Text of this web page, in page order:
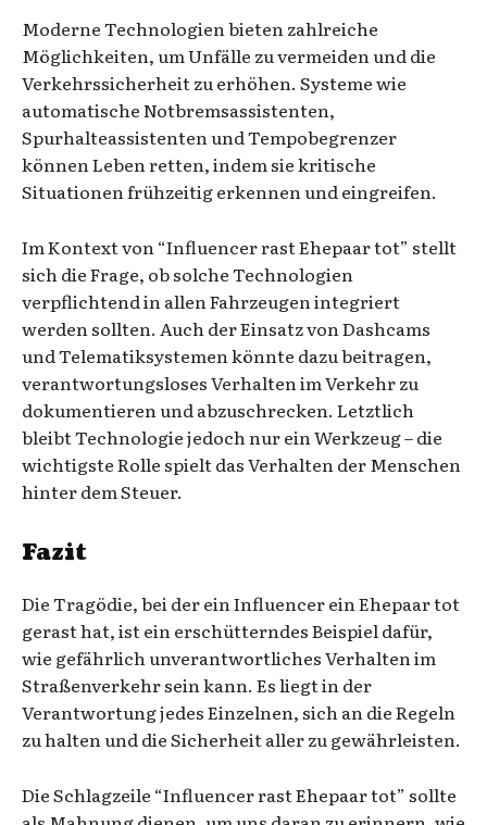
Moderne Technologien bieten zahlreiche
Möglichkeiten, um Unfälle zu vermeiden und die
Verkehrssicherheit zu erhöhen. Systeme wie
automatische Notbremsassistenten,
Spurhalteassistenten und Tempobegrenzer
können Leben retten, indem sie kritische
Situationen frühzeitig erkennen und eingreifen.
Im Kontext von “Influencer rast Ehepaar tot” stellt
sich die Frage, ob solche Technologien
verpflichtend in allen Fahrzeugen integriert
werden sollten. Auch der Einsatz von Dashcams
und Telematiksystemen könnte dazu beitragen,
verantwortungsloses Verhalten im Verkehr zu
dokumentieren und abzuschrecken. Letztlich
bleibt Technologie jedoch nur ein Werkzeug – die
wichtigste Rolle spielt das Verhalten der Menschen
hinter dem Steuer.
Fazit
Die Tragödie, bei der ein Influencer ein Ehepaar tot
gerast hat, ist ein erschütterndes Beispiel dafür,
wie gefährlich unverantwortliches Verhalten im
Straßenverkehr sein kann. Es liegt in der
Verantwortung jedes Einzelnen, sich an die Regeln
zu halten und die Sicherheit aller zu gewährleisten.
Die Schlagzeile “Influencer rast Ehepaar tot” sollte